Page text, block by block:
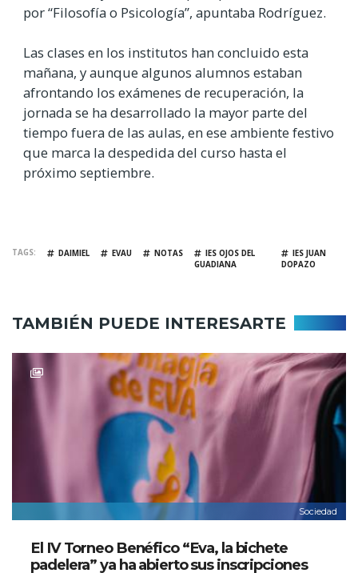
por “Filosofía o Psicología”, apuntaba Rodríguez.
Las clases en los institutos han concluido esta
mañana, y aunque algunos alumnos estaban
afrontando los exámenes de recuperación, la
jornada se ha desarrollado la mayor parte del
tiempo fuera de las aulas, en ese ambiente festivo
que marca la despedida del curso hasta el
próximo septiembre.
TAGS DAIMIEL EVAU NOTAS
IES OJOS DEL
GUADIANA
IES JUAN
DOPAZO
TAMBIÉN PUEDE INTERESARTE
Sociedad
El IV Torneo Benéfico “Eva, la bichete
padelera” ya ha abierto sus inscripciones